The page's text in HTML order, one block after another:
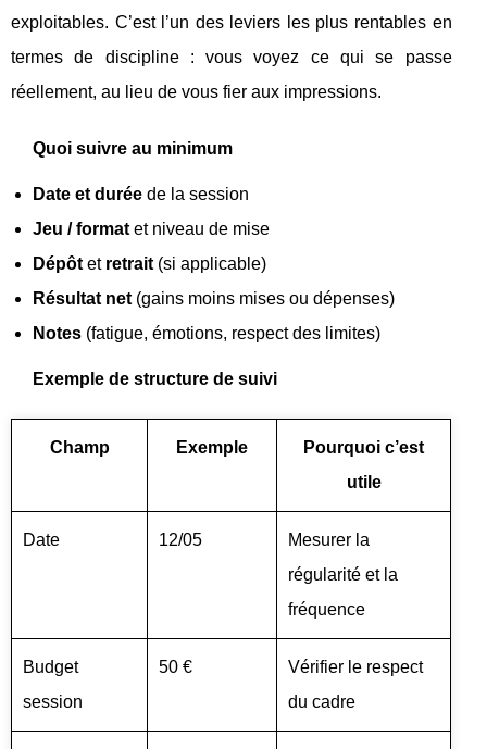
exploitables. C’est l’un des leviers les plus rentables en
termes de discipline : vous voyez ce qui se passe
réellement, au lieu de vous fier aux impressions.
Quoi suivre au minimum
Date et durée de la session
Jeu / format et niveau de mise
Dépôt et retrait (si applicable)
Résultat net (gains moins mises ou dépenses)
Notes (fatigue, émotions, respect des limites)
Exemple de structure de suivi
Champ Exemple
Pourquoi c’est
utile
Date 12/05
Mesurer la
régularité et la
fréquence
Budget
session
50 €
Vérifier le respect
du cadre